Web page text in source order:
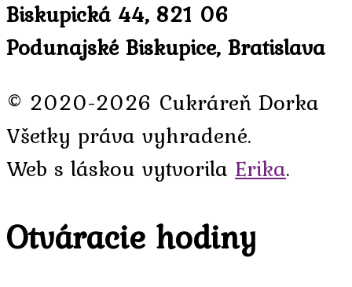
Biskupická 44, 821 06
Podunajské Biskupice, Bratislava
© 2020-2026 Cukráreň Dorka
Všetky práva vyhradené.
Web s láskou vytvorila Erika.
Otváracie hodiny